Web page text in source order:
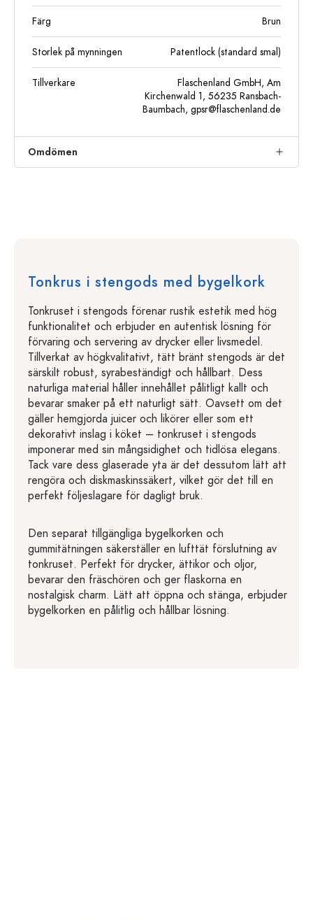
Färg Brun
Storlek på mynningen Patentlock (standard smal)
Tillverkare
Flaschenland GmbH, Am
Kirchenwald 1, 56235 Ransbach-
Baumbach, gpsr@flaschenland.de
Omdömen
Tonkrus i stengods med bygelkork
Tonkruset i stengods förenar rustik estetik med hög
funktionalitet och erbjuder en autentisk lösning för
förvaring och servering av drycker eller livsmedel.
Tillverkat av högkvalitativt, tätt bränt stengods är det
särskilt robust, syrabeständigt och hållbart. Dess
naturliga material håller innehållet pålitligt kallt och
bevarar smaker på ett naturligt sätt. Oavsett om det
gäller hemgjorda juicer och likörer eller som ett
dekorativt inslag i köket – tonkruset i stengods
imponerar med sin mångsidighet och tidlösa elegans.
Tack vare dess glaserade yta är det dessutom lätt att
rengöra och diskmaskinssäkert, vilket gör det till en
perfekt följeslagare för dagligt bruk.
Den separat tillgängliga bygelkorken och
gummitätningen säkerställer en lufttät förslutning av
tonkruset. Perfekt för drycker, ättikor och oljor,
bevarar den fräschören och ger flaskorna en
nostalgisk charm. Lätt att öppna och stänga, erbjuder
bygelkorken en pålitlig och hållbar lösning.